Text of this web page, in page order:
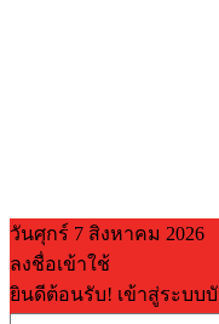
วันศุกร์ 7 สิงหาคม 2026
ลงชื่อเข้าใช้
ยินดีต้อนรับ! เข้าสู่ระบ